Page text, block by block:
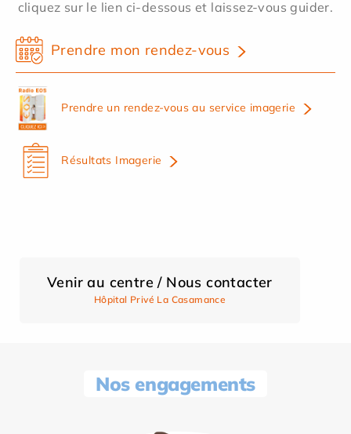
cliquez sur le lien ci-dessous et laissez-vous guider.
Prendre mon rendez-vous
Prendre un rendez-vous au service imagerie
Résultats Imagerie
Venir au centre / Nous contacter
Hôpital Privé La Casamance
Nos engagements